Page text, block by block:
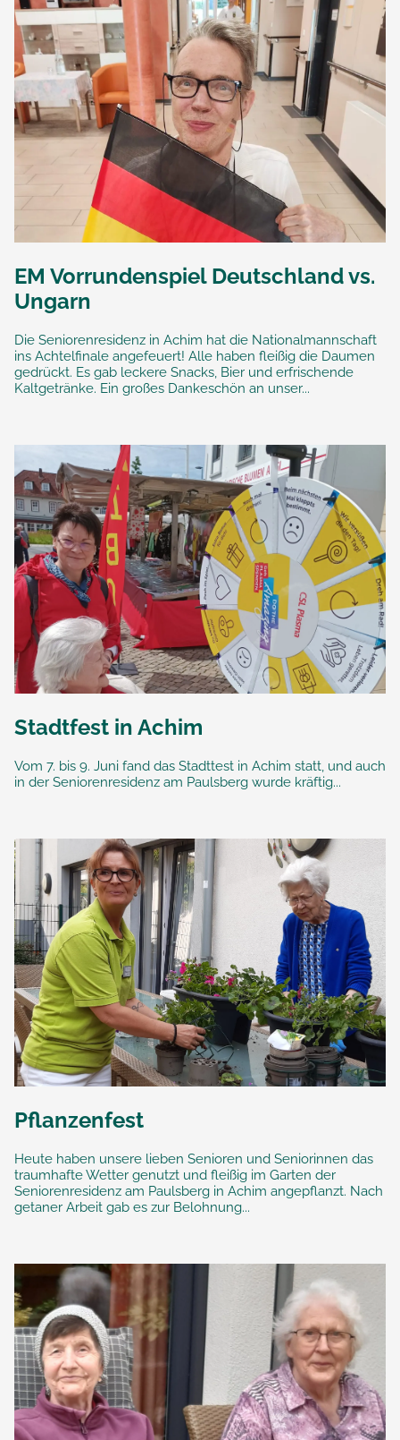
EM Vorrundenspiel Deutschland vs.
Ungarn
Die Seniorenresidenz in Achim hat die Nationalmannschaft
ins Achtelfinale angefeuert! Alle haben fleißig die Daumen
gedrückt. Es gab leckere Snacks, Bier und erfrischende
Kaltgetränke. Ein großes Dankeschön an unser...
Stadtfest in Achim
Vom 7. bis 9. Juni fand das Stadttest in Achim statt, und auch
in der Seniorenresidenz am Paulsberg wurde kräftig...
Pflanzenfest
Heute haben unsere lieben Senioren und Seniorinnen das
traumhafte Wetter genutzt und fleißig im Garten der
Seniorenresidenz am Paulsberg in Achim angepflanzt. Nach
getaner Arbeit gab es zur Belohnung...